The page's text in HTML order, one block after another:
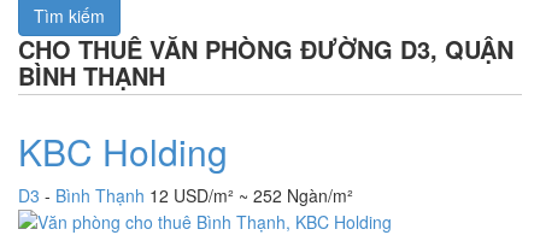
Tìm kiếm
CHO THUÊ VĂN PHÒNG ĐƯỜNG D3, QUẬN
BÌNH THẠNH
KBC Holding
D3 - Bình Thạnh 12 USD/m² ~ 252 Ngàn/m²